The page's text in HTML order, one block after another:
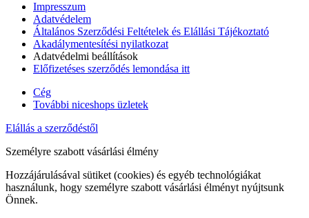
Impresszum
Adatvédelem
Általános Szerződési Feltételek és Elállási Tájékoztató
Akadálymentesítési nyilatkozat
Adatvédelmi beállítások
Előfizetéses szerződés lemondása itt
Cég
További niceshops üzletek
Elállás a szerződéstől
Személyre szabott vásárlási élmény
Hozzájárulásával sütiket (cookies) és egyéb technológiákat
használunk, hogy személyre szabott vásárlási élményt nyújtsunk
Önnek.